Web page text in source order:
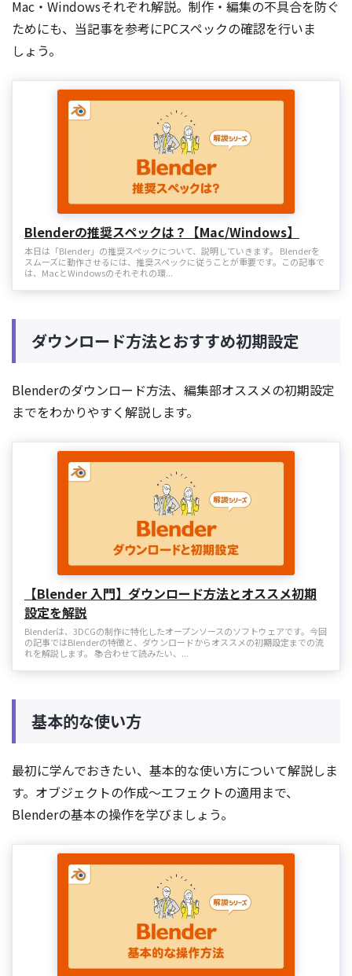
Mac・Windowsそれぞれ解説。制作・編集の不具合を防ぐ
ためにも、当記事を参考にPCスペックの確認を行いま
しょう。
Blenderの推奨スペックは？【Mac/Windows】
本日は「Blender」の推奨スペックについて、説明していきます。 Blenderを
スムーズに動作させるには、推奨スペックに従うことが重要です。この記事で
は、MacとWindowsのそれぞれの環...
ダウンロード方法とおすすめ初期設定
Blenderのダウンロード方法、編集部オススメの初期設定
までをわかりやすく解説します。
【Blender 入門】ダウンロード方法とオススメ初期
設定を解説
Blenderは、3DCGの制作に特化したオープンソースのソフトウェアです。今回
の記事ではBlenderの特徴と、ダウンロードからオススメの初期設定までの流
れを解説します。 📚合わせて読みたい、...
基本的な使い方
最初に学んでおきたい、基本的な使い方について解説しま
す。オブジェクトの作成〜エフェクトの適用まで、
Blenderの基本の操作を学びましょう。